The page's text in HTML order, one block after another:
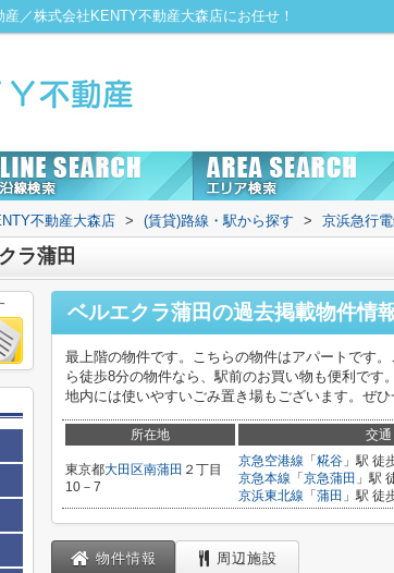
／株式会社KENTY不動産大森店にお任せ！
不動産大森店 > (賃貸)路線・駅から探す > 京浜急行
ラ蒲田
ベルエクラ蒲田の過去掲載物件情
最上階の物件です。こちらの物件はアパートです
ら徒歩8分の物件なら、駅前のお買い物も便利で
地内には使いやすいごみ置き場もございます。ぜ
所在地 交通
東京都大田区南蒲田 ２丁目
10－7
京急空港線 「 糀谷 」駅 徒
京急本線 「 京急蒲田 」駅
京浜東北線 「 蒲田 」駅 徒
物件情報 周辺施設